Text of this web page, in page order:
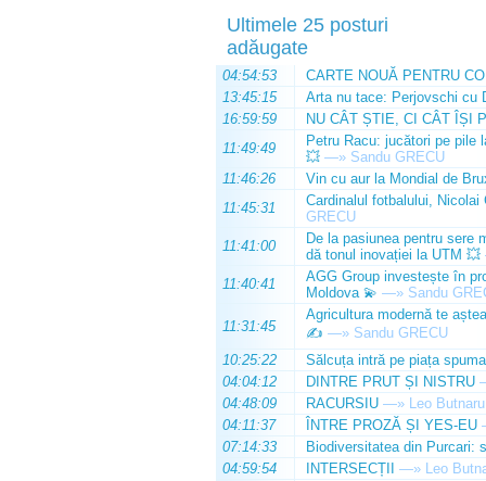
Ultimele 25 posturi
adăugate
04:54:53
CARTE NOUĂ PENTRU
13:45:15
Arta nu tace: Perjovschi cu
16:59:59
NU CÂT ȘTIE, CI CÂT ÎȘI
11:49:49
Petru Racu: jucători pe pile
💥 —» Sandu GRECU
11:46:26
Vin cu aur la Mondial de
11:45:31
Cardinalul fotbalului,
GRECU
11:41:00
De la pasiunea pentru sere
dă tonul inovației la UTM 💥
11:40:41
AGG Group investește în
Moldova 💫 —» Sandu
11:31:45
Agricultura modernă te
✍️ —» Sandu GRECU
10:25:22
Sălcuța intră pe piața
04:04:12
DINTRE PRUT ȘI NISTRU
04:48:09
RACURSIU —» Leo Butnaru
04:11:37
ÎNTRE PROZĂ ȘI YES-EU
07:14:33
Biodiversitatea din Purcari:
04:59:54
INTERSECȚII —» Leo